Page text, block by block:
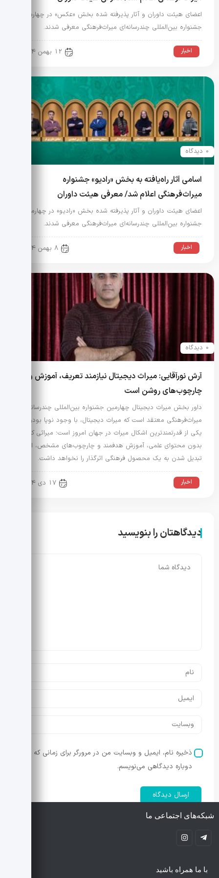
اعضای هیئت داوران و آثار پذیرفته شده بخش «عکس» در چهارمین
جشنواره بین‌المللی چندرسانه‌ای میراث‌فرهنگی معرفی شدند.
اخبار 12 بهمن 1404
0 دیدگاه
اسامی آثار راه‌یافته به بخش «رادیو» جشنواره
میراث‌فرهنگی اعلام شد/ معرفی هیئت داوران
اعضای هیئت داوران و آثار پذیرفته شده بخش «رادیو» در چهارمین
جشنواره بین‌المللی چندرسانه‌ای میراث‌فرهنگی معرفی شدند.
اخبار 8 بهمن 1404
0 دیدگاه
آرش نورآقایی: میراث دیجیتال نیازمند تعریف، آموزش و
چارچوب‌های روشن است
داور بخش میراث دیجیتال چهارمین جشنواره بین‌المللی چندرسانه‌ای
میراث‌فرهنگی معتقد است که میراث دیجیتال، با وجود نوپا بودن،
یکی از قدرتمندترین اشکال میراث در جهان امروز است؛ میراثی که
بدون محتوای علمی، آموزش هدفمند و چارچوب‌های مشخص، امکان
تبدیل شدن به یک محصول فرهنگی اثرگذار را نخواهد داشت.
اخبار 17 دی 1404
دیدگاهتان را بنویسید
ذخیره نام، ایمیل و وبسایت من در مرورگر برای زمانی که
دوباره دیدگاهی می‌نویسم.
شبکه‌های اجتماعی ما
با ما همراه باشید